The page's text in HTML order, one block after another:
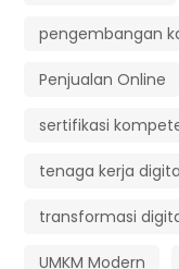
pengembangan
Penjualan Online
sertifikasi
tenaga kerja
transformasi
UMKM Modern